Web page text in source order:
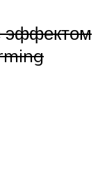
эффектом